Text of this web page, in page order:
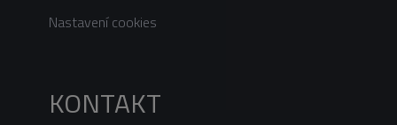
Nastavení cookies
KONTAKT